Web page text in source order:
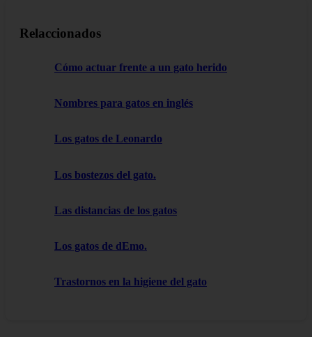
Relaccionados
Cómo actuar frente a un gato herido
Nombres para gatos en inglés
Los gatos de Leonardo
Los bostezos del gato.
Las distancias de los gatos
Los gatos de dEmo.
Trastornos en la higiene del gato